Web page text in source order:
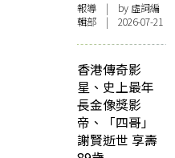
報導 | by 虛詞編
輯部 | 2026-07-21
香港傳奇影
星、史上最年
長金像獎影
帝、「四哥」
謝賢逝世 享壽